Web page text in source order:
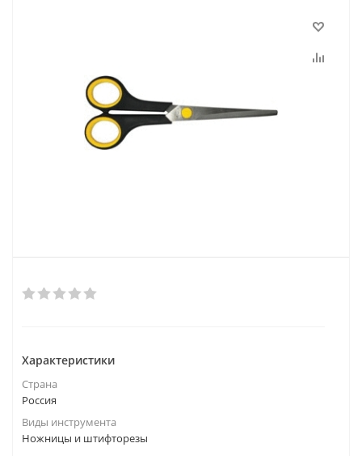
Характеристики
Страна
Россия
Виды инструмента
Ножницы и штифторезы